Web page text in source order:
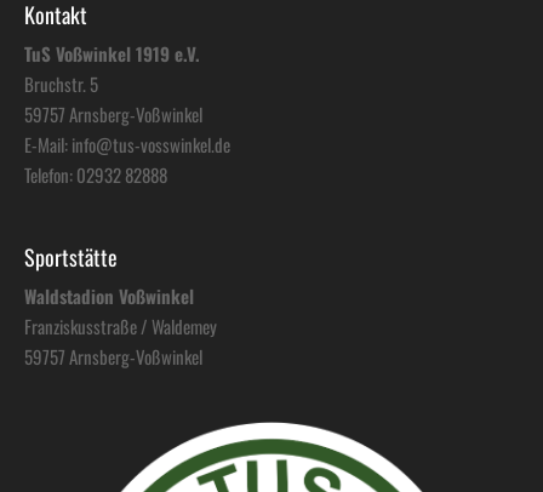
Kontakt
TuS Voßwinkel 1919 e.V.
Bruchstr. 5
59757 Arnsberg-Voßwinkel
E-Mail:info@tus-vosswinkel.de
Telefon:02932 82888
Sportstätte
Waldstadion Voßwinkel
Franziskusstraße / Waldemey
59757 Arnsberg-Voßwinkel